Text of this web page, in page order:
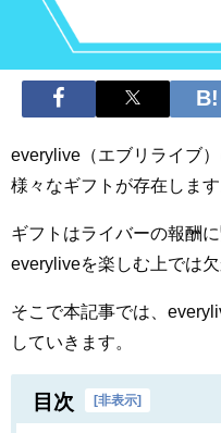
everylive（エブリライブ
様々なギフトが存在します
ギフトはライバーの報酬
everyliveを楽しむ上では欠
そこで本記事では、
していきます。
目次 [非表示]